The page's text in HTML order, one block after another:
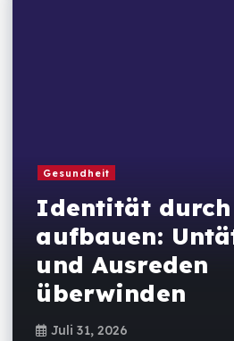
Gesundheit
Identität durch
aufbauen:
und Ausreden
überwinden
Juli 31, 2026